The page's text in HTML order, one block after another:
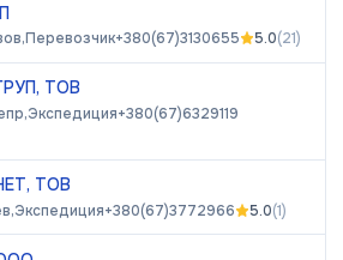
Перевозчик+380(67)3130655 5.0(21)
ТОВ
Экспедиция+380(67)6329119
ТОВ
Экспедиция+380(67)3772966 5.0(1)